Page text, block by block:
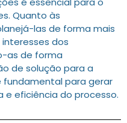
Quanto às
las de forma mais
dos
as de forma
de solução para a
para gerar
e eficiência do processo.